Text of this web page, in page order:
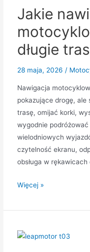
awarie
wersje
warte
Jakie
długie
28 maja, 2026 /
Nawigacja
pokazujące drogę,
trasę, omijać korki,
wygodnie
wielodniowych
czytelność ekranu,
obsługa w
Jakie
GPS
wybrać
Więcej »